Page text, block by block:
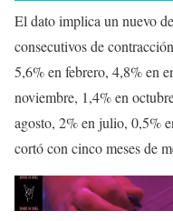
El dato implica un nuevo
consecutivos de
5,6% en febrero, 4,8% en
noviembre, 1,4% en
agosto, 2% en julio, 0,5%
cortó con cinco meses de